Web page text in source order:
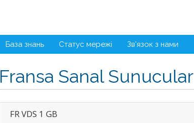
База знань Статус мережі Зв'язок з нами
Fransa Sanal Sunucular
FR VDS 1 GB